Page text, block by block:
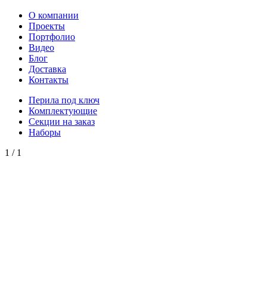
О компании
Проекты
Портфолио
Видео
Блог
Доставка
Контакты
Перила под ключ
Комплектующие
Секции на заказ
Наборы
1 / 1